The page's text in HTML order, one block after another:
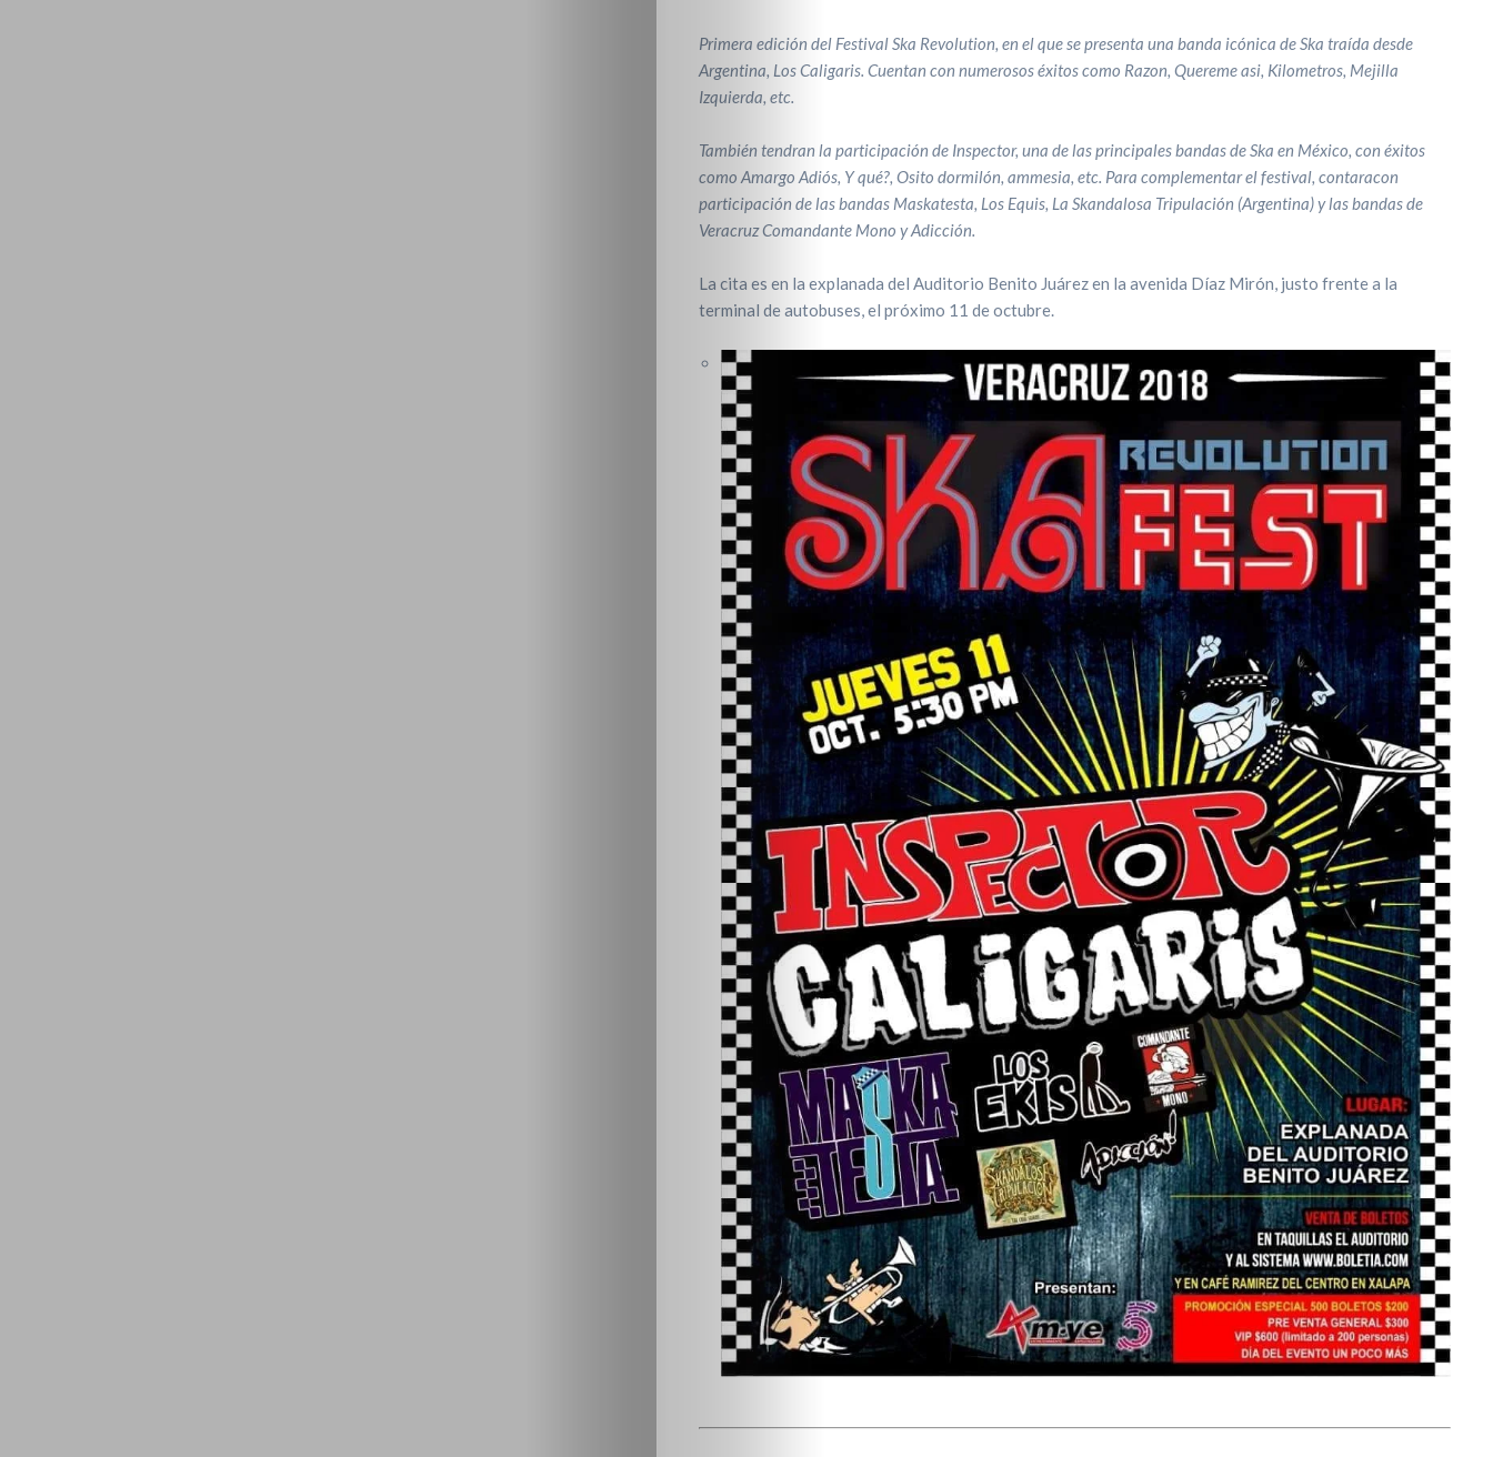
Primera edición del Festival Ska Revolution, en el que se presenta una banda icónica de Ska traída desde
Argentina, Los Caligaris. Cuentan con numerosos éxitos como Razon, Quereme asi, Kilometros, Mejilla
Izquierda, etc.
También tendran la participación de Inspector, una de las principales bandas de Ska en México, con éxitos
como Amargo Adiós, Y qué?, Osito dormilón, ammesia, etc. Para complementar el festival, contaracon
participación de las bandas Maskatesta, Los Equis, La Skandalosa Tripulación (Argentina) y las bandas de
Veracruz Comandante Mono y Adicción.
La cita es en la explanada del Auditorio Benito Juárez en la avenida Díaz Mirón, justo frente a la
terminal de autobuses, el próximo 11 de octubre.